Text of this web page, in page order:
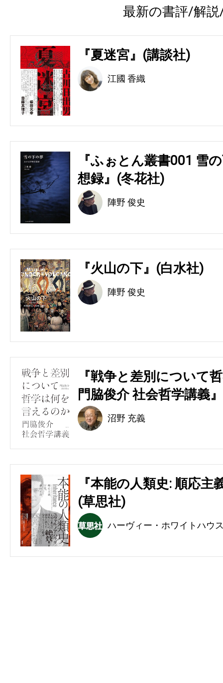
最新の書評/解
『夏迷宮』(講談社)
江國 香織
『ふぉとん叢書001 雪
想録』(冬花社)
陣野 俊史
『火山の下』(白水社)
陣野 俊史
『戦争と差別について
門脇俊介 社会哲学講義
沼野 充義
『本能の人類史: 順応
(草思社)
ハーヴィー・ホワイトハウ